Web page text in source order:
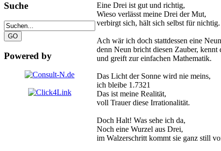
Suche
Powered by
Eine Drei ist gut und richtig,
Wieso verlässt meine Drei der Mut,
verbirgt sich, hält sich selbst für nichtig.
Ach wär ich doch stattdessen eine
denn Neun bricht diesen Zauber, kennt
und greift zur einfachen Mathematik.
Das Licht der Sonne wird nie meins,
ich bleibe 1.7321
Das ist meine Realität,
voll Trauer diese Irrationalität.
Doch Halt! Was sehe ich da,
Noch eine Wurzel aus Drei,
im Walzerschritt kommt sie ganz still